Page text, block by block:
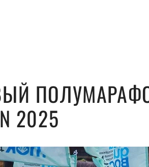
ПОЛУМАРАФОН
2025